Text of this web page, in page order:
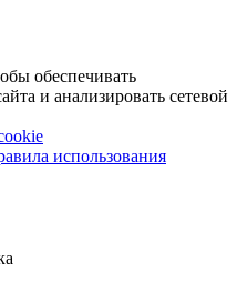
обеспечивать
и анализировать сетевой
использования